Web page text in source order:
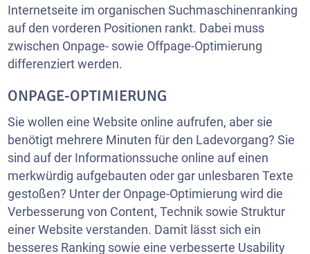
Internetseite im organischen Suchmaschinenranking
auf den vorderen Positionen rankt. Dabei muss
zwischen Onpage- sowie Offpage-Optimierung
differenziert werden.
ONPAGE-OPTIMIERUNG
Sie wollen eine Website online aufrufen, aber sie
benötigt mehrere Minuten für den Ladevorgang? Sie
sind auf der Informationssuche online auf einen
merkwürdig aufgebauten oder gar unlesbaren Texte
gestoßen? Unter der Onpage-Optimierung wird die
Verbesserung von Content, Technik sowie Struktur
einer Website verstanden. Damit lässt sich ein
besseres Ranking sowie eine verbesserte Usability